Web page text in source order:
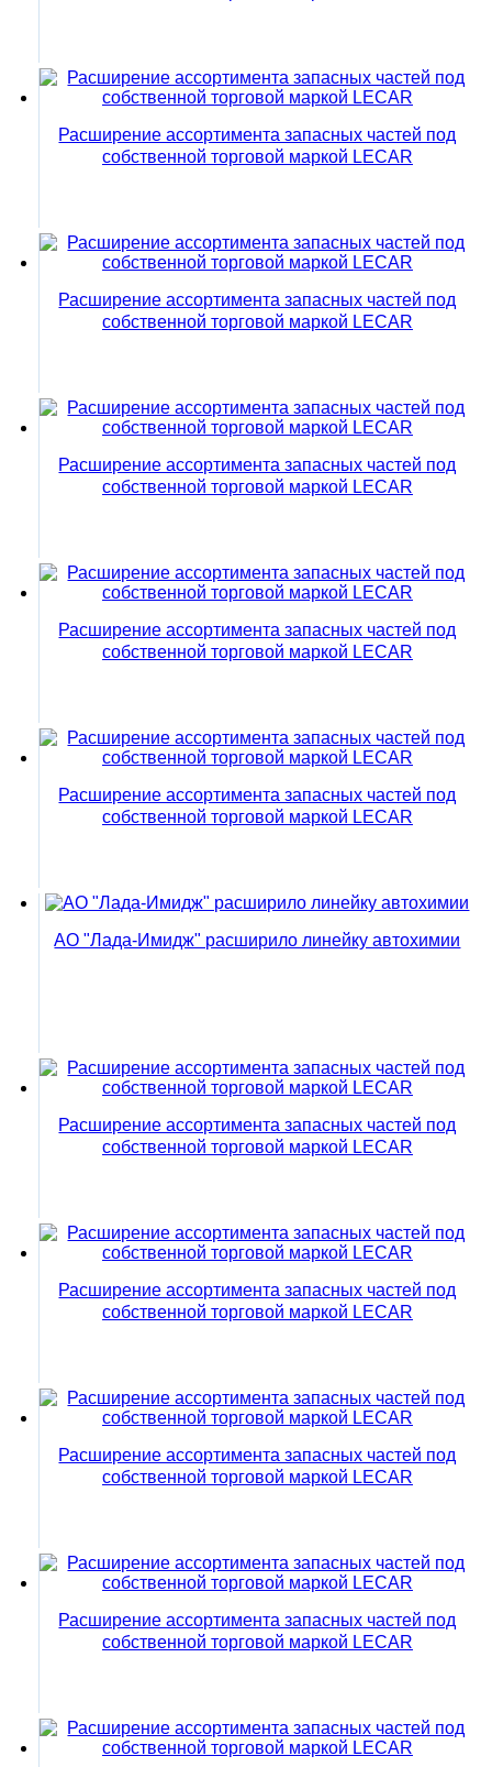
Расширение ассортимента запасных частей под
собственной торговой маркой LECAR
Расширение ассортимента запасных частей под
собственной торговой маркой LECAR
Расширение ассортимента запасных частей под
собственной торговой маркой LECAR
Расширение ассортимента запасных частей под
собственной торговой маркой LECAR
Расширение ассортимента запасных частей под
собственной торговой маркой LECAR
АО "Лада-Имидж" расширило линейку автохимии
Расширение ассортимента запасных частей под
собственной торговой маркой LECAR
Расширение ассортимента запасных частей под
собственной торговой маркой LECAR
Расширение ассортимента запасных частей под
собственной торговой маркой LECAR
Расширение ассортимента запасных частей под
собственной торговой маркой LECAR